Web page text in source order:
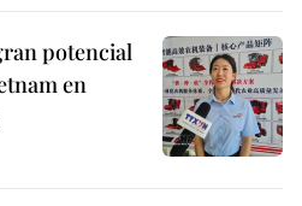
potencial
en